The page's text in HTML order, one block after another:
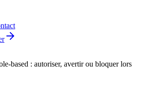
based : autoriser, avertir ou bloquer lors